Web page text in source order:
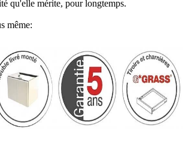
qu'elle mérite, pour longtemps.
même: